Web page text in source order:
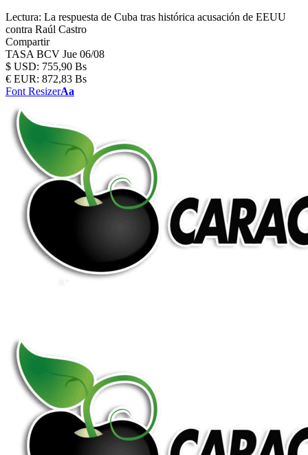
Lectura: La respuesta de Cuba tras histórica acusación de EEUU
contra Raúl Castro
Compartir
TASA BCV Jue 06/08
$ USD: 755,90 Bs
€ EUR: 872,83 Bs
Font ResizerAa